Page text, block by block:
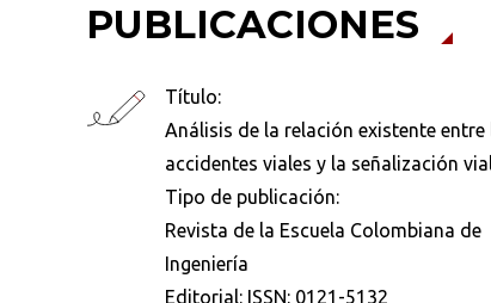
PUBLICACIONES
Título:
Análisis de la relación existente entre
accidentes viales y la señalización
Tipo de publicación:
Revista de la Escuela Colombiana de
Ingeniería
Editorial: ISSN: 0121-5132